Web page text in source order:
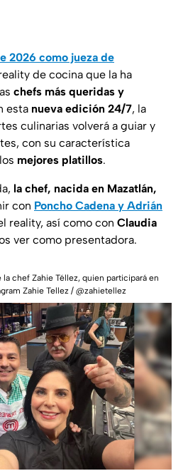
2026 como jueza de
de cocina que la ha
chefs más queridas y
esta nueva edición 24/7, la
culinarias volverá a guiar y
con su característica
mejores platillos.
la chef, nacida en Mazatlán,
con Poncho Cadena y Adrián
reality, así como con Claudia
ver como presentadora.
la chef Zahie Téllez, quien participará en
Zahie Tellez / @zahietellez